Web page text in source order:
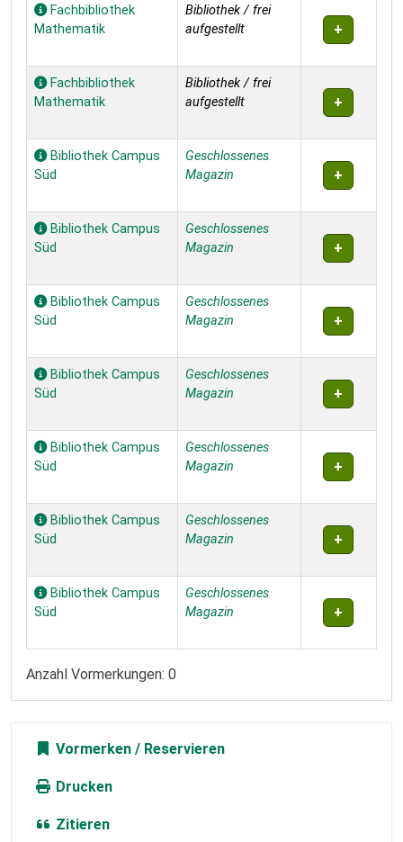
Fachbibliothek
Mathematik
Bibliothek / frei
aufgestellt
Fachbibliothek
Mathematik
Bibliothek / frei
aufgestellt
Bibliothek Campus
Süd
Geschlossenes
Magazin
Bibliothek Campus
Süd
Geschlossenes
Magazin
Bibliothek Campus
Süd
Geschlossenes
Magazin
Bibliothek Campus
Süd
Geschlossenes
Magazin
Bibliothek Campus
Süd
Geschlossenes
Magazin
Bibliothek Campus
Süd
Geschlossenes
Magazin
Bibliothek Campus
Süd
Geschlossenes
Magazin
Anzahl Vormerkungen: 0
Vormerken
Drucken
Zitieren